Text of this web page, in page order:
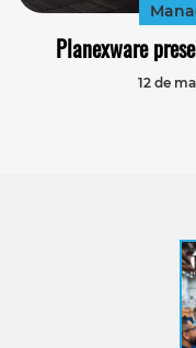
Planexware
12 de